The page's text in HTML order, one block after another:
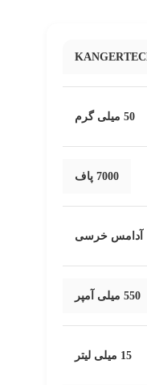
50 میلی گرم
7000 پاف
آدامس خرسی
550 میلی آمپر
15 میلی لیتر